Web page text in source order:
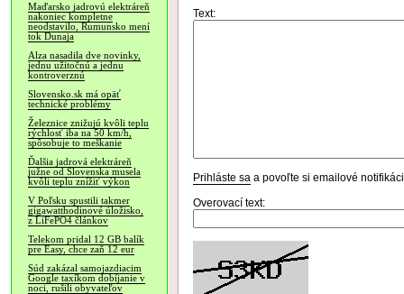
Maďarsko jadrovú elektráreň
nakoniec kompletne
neodstavilo, Rumunsko mení
tok Dunaja
Alza nasadila dve novinky,
jednu užitočnú a jednu
kontroverznú
Slovensko.sk má opäť
technické problémy
Železnice znižujú kvôli teplu
rýchlosť iba na 50 km/h,
spôsobuje to meškanie
Ďalšia jadrová elektráreň
južne od Slovenska musela
kvôli teplu znížiť výkon
V Poľsku spustili takmer
gigawatthodinové úložisko,
z LiFePO4 článkov
Telekom pridal 12 GB balík
pre Easy, chce zaň 12 eur
Súd zakázal samojazdiacim
Google taxíkom dobíjanie v
noci, rušili obyvateľov
Text:
Prihláste sa a povoľte si emailové
Overovací text: